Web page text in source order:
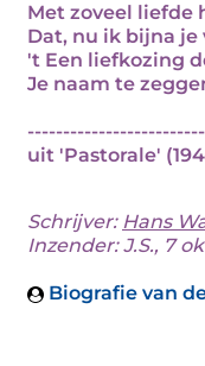
Met zoveel liefde
Dat, nu ik bijna je
't Een liefkozing
Je naam te
uit 'Pastorale'
Schrijver: Hans
Inzender: J.S., 7
Biografie van